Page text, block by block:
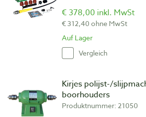
€ 378,00 inkl. MwSt
€ 312,40 ohne MwSt
Auf Lager
Vergleich
Kirjes polijst-/
boorhouders
Produktnummer: 21050